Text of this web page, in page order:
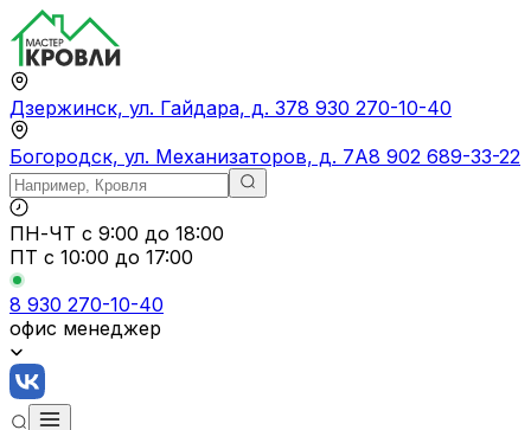
Дзержинск, ул. Гайдара, д. 378 930 270-10-40
Богородск, ул. Механизаторов, д. 7А8 902 689-33-22
ПН-ЧТ с 9:00 до 18:00
ПТ с 10:00 до 17:00
8 930 270-10-40
офис менеджер